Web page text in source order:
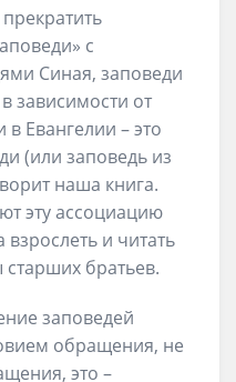
с
Синая, заповеди
зависимости от
в Евангелии – это
(или заповедь из
наша книга.
эту ассоциацию
и читать
братьев.
заповедей
обращения, не
это –